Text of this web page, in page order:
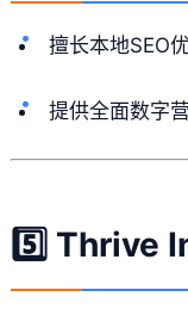
擅长本地SEO优
提供全面数字
5️⃣ Thrive